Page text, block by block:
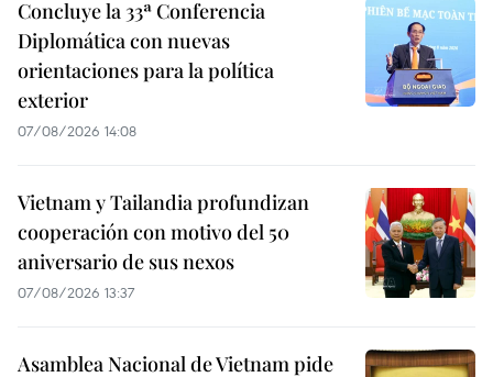
Concluye la 33ª Conferencia
Diplomática con nuevas
orientaciones para la política
exterior
07/08/2026 14:08
Vietnam y Tailandia profundizan
cooperación con motivo del 50
aniversario de sus nexos
07/08/2026 13:37
Asamblea Nacional de Vietnam pide